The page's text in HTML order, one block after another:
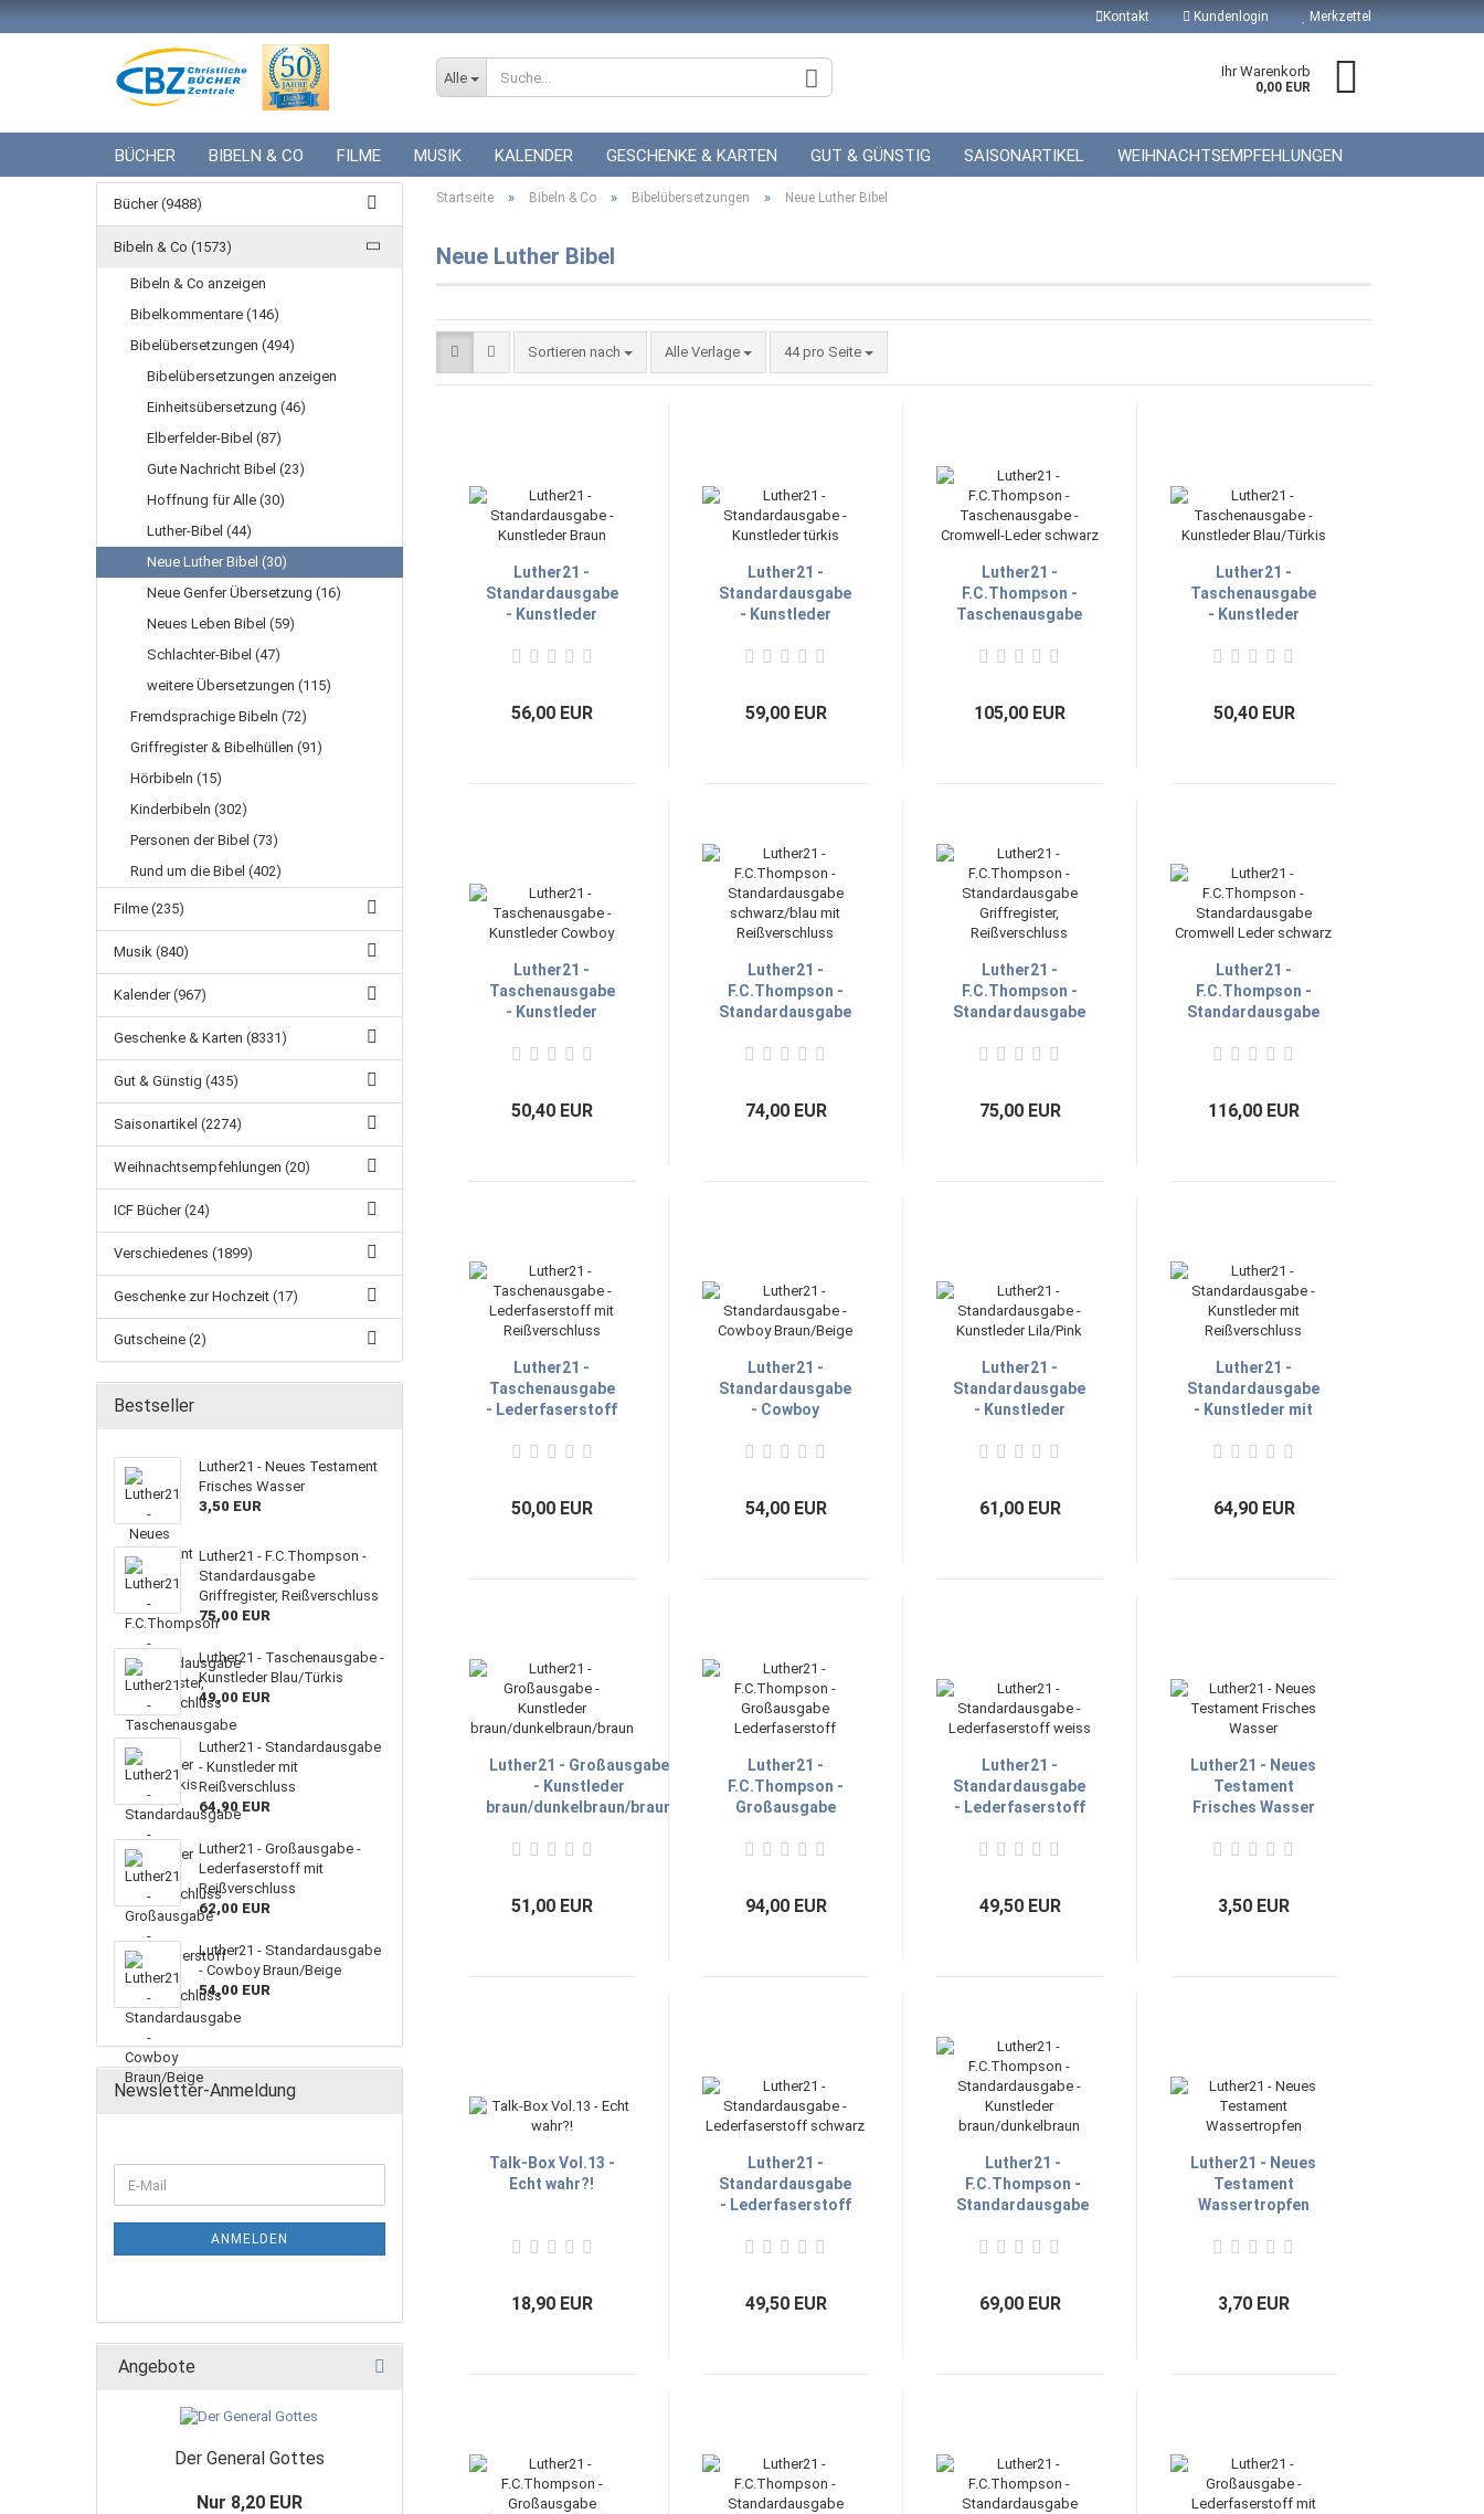
Kontakt Kundenlogin
Konto erstellen
Merkzettel
Alle Ihr Warenkorb
0,00 EUR
BÜCHER BIBELN & CO FILME MUSIK KALENDER GESCHENKE & KARTEN GUT & GÜNSTIG SAISONARTIKEL WEIHNACHTSEMPFEHLUNGEN
ICF BÜCHER GESCHENKE ZUR HOCHZEIT GUTSCHEINE
Startseite » Bibeln & Co » Bibelübersetzungen » Neue Luther Bibel
Neue Luther Bibel
Sortieren nach Alle Verlage 44 pro Seite
Luther21 -
Standardausgabe
- Kunstleder
56,00 EUR
Luther21 -
Standardausgabe
- Kunstleder
59,00 EUR
Luther21 -
F.C.Thompson -
Taschenausgabe
schwarz
105,00 EUR
Luther21 -
Taschenausgabe
- Kunstleder
50,40 EUR
Luther21 -
Taschenausgabe
- Kunstleder
50,40 EUR
Luther21 -
F.C.Thompson -
Standardausgabe
Reißverschluss
74,00 EUR
Luther21 -
F.C.Thompson -
Standardausgabe
Reißverschluss
75,00 EUR
Luther21 -
F.C.Thompson -
Standardausgabe
schwarz
116,00 EUR
Luther21 -
Taschenausgabe
- Lederfaserstoff
Reißverschluss
50,00 EUR
Luther21 -
Standardausgabe
- Cowboy
54,00 EUR
Luther21 -
Standardausgabe
- Kunstleder
61,00 EUR
Luther21 -
Standardausgabe
- Kunstleder mit
64,90 EUR
Luther21 - Großausgabe
- Kunstleder
braun/dunkelbraun/braun
51,00 EUR
Luther21 -
F.C.Thompson -
Großausgabe
94,00 EUR
Luther21 -
Standardausgabe
- Lederfaserstoff
49,50 EUR
Luther21 - Neues
Testament
Frisches Wasser
3,50 EUR
Talk-Box Vol.13 -
Echt wahr?!
18,90 EUR
Luther21 -
Standardausgabe
- Lederfaserstoff
49,50 EUR
Luther21 -
F.C.Thompson -
Standardausgabe
braun/dunkelbraun
69,00 EUR
Luther21 - Neues
Testament
Wassertropfen
3,70 EUR
Bücher (9488)
Bibeln & Co (1573)
Bibeln & Co anzeigen
Bibelkommentare (146)
Bibelübersetzungen (494)
Bibelübersetzungen anzeigen
Einheitsübersetzung (46)
Elberfelder-Bibel (87)
Gute Nachricht Bibel (23)
Hoffnung für Alle (30)
Luther-Bibel (44)
Neue Luther Bibel (30)
Neue Genfer Übersetzung (16)
Neues Leben Bibel (59)
Schlachter-Bibel (47)
weitere Übersetzungen (115)
Fremdsprachige Bibeln (72)
Griffregister & Bibelhüllen (91)
Hörbibeln (15)
Kinderbibeln (302)
Personen der Bibel (73)
Rund um die Bibel (402)
Filme (235)
Musik (840)
Kalender (967)
Geschenke & Karten (8331)
Gut & Günstig (435)
Saisonartikel (2274)
Weihnachtsempfehlungen (20)
ICF Bücher (24)
Verschiedenes (1899)
Geschenke zur Hochzeit (17)
Gutscheine (2)
Bestseller
Luther21 - Neues Testament
Frisches Wasser
3,50 EUR
Luther21 - F.C.Thompson -
Standardausgabe
Griffregister, Reißverschluss
75,00 EUR
Luther21 - Taschenausgabe -
Kunstleder Blau/Türkis
49,00 EUR
Luther21 - Standardausgabe
- Kunstleder mit
Reißverschluss
64,90 EUR
Luther21 - Großausgabe -
Lederfaserstoff mit
Reißverschluss
62,00 EUR
Luther21 - Standardausgabe
- Cowboy Braun/Beige
54,00 EUR
Newsletter-Anmeldung
ANMELDEN
Angebote
Der General Gottes
Nur 8,20 EUR